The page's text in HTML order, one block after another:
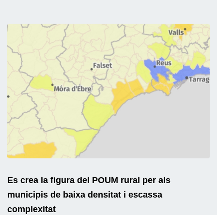
Es crea la figura del POUM rural per als
municipis de baixa densitat i escassa
complexitat